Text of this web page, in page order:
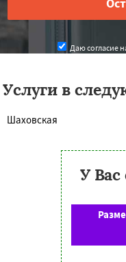
Даю согласие
Услуги в
Шаховская
У Вас